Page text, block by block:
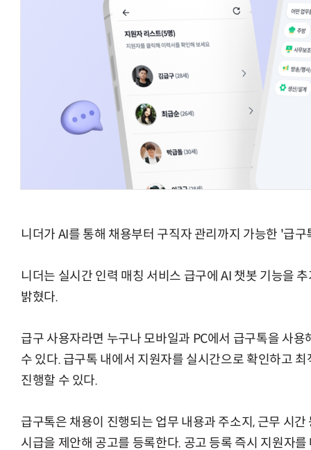
니더가 AI를 통해 채용부터 구직자 관리까지 가능한 '급
니더는 실시간 인력 매칭 서비스 급구에 AI 챗봇 기능을
밝혔다.
급구 사용자라면 누구나 모바일과 PC에서 급구톡을 사
수 있다. 급구톡 내에서 지원자를 실시간으로 확인하고
진행할 수 있다.
급구톡은 채용이 진행되는 업무 내용과 주소지, 근무 시
시급을 제안해 공고를 등록한다. 공고 등록 즉시 지원자
AI Native Enterprise를 지원하는 AI Ready Data